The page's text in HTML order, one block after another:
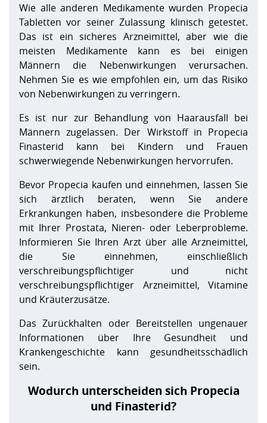
Wie alle anderen Medikamente wurden Propecia
Tabletten vor seiner Zulassung klinisch getestet.
Das ist ein sicheres Arzneimittel, aber wie die
meisten Medikamente kann es bei einigen
Männern die Nebenwirkungen verursachen.
Nehmen Sie es wie empfohlen ein, um das Risiko
von Nebenwirkungen zu verringern.
Es ist nur zur Behandlung von Haarausfall bei
Männern zugelassen. Der Wirkstoff in Propecia
Finasterid kann bei Kindern und Frauen
schwerwiegende Nebenwirkungen hervorrufen.
Bevor Propecia kaufen und einnehmen, lassen Sie
sich ärztlich beraten, wenn Sie andere
Erkrankungen haben, insbesondere die Probleme
mit Ihrer Prostata, Nieren- oder Leberprobleme.
Informieren Sie Ihren Arzt über alle Arzneimittel,
die Sie einnehmen, einschließlich
verschreibungspflichtiger und nicht
verschreibungspflichtiger Arzneimittel, Vitamine
und Kräuterzusätze.
Das Zurückhalten oder Bereitstellen ungenauer
Informationen über Ihre Gesundheit und
Krankengeschichte kann gesundheitsschädlich
sein.
Wodurch unterscheiden sich Propecia
und Finasterid?